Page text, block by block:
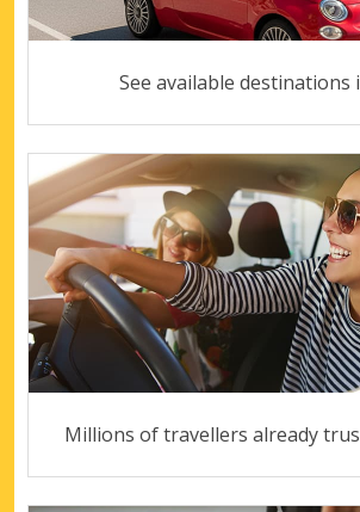
See available destinations
Millions of travellers already